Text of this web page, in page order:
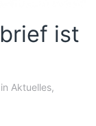
ist
Aktuelles,